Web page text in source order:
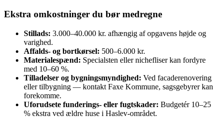
Ekstra omkostninger du bør medregne
Stillads: 3.000–40.000 kr. afhængig af opgavens højde og
varighed.
Affalds- og bortkørsel: 500–6.000 kr.
Materialespænd: Specialsten eller nichefliser kan fordyre
med 10–60 %.
Tilladelser og bygningsmyndighed: Ved facaderenovering
eller tilbygning — kontakt Faxe Kommune, sagsgebyrer kan
forekomme.
Uforudsete funderings- eller fugtskader: Budgetér 10–25
% ekstra ved ældre huse i Haslev-området.